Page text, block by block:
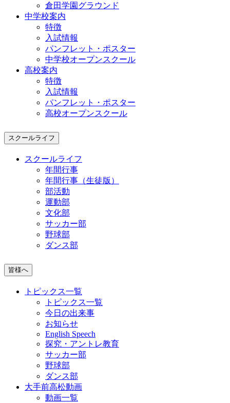
倉田学園グラウンド
中学校案内
特徴
入試情報
パンフレット・ポスター
中学校オープンスクール
高校案内
特徴
入試情報
パンフレット・ポスター
高校オープンスクール
スクールライフ
スクールライフ
年間行事
年間行事（生徒版）
部活動
運動部
文化部
サッカー部
野球部
ダンス部
皆様へ
トピックス一覧
トピックス一覧
今日の出来事
お知らせ
English Speech
探究・アントレ教育
サッカー部
野球部
ダンス部
大手前高松動画
動画一覧